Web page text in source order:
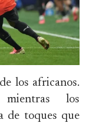
los africanos.
mientras los
de toques que